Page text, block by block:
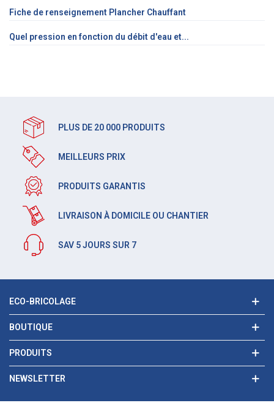
Fiche de renseignement Plancher Chauffant
Quel pression en fonction du débit d'eau et...
PLUS DE 20 000 PRODUITS
MEILLEURS PRIX
PRODUITS GARANTIS
LIVRAISON À DOMICILE OU CHANTIER
SAV 5 JOURS SUR 7
ECO-BRICOLAGE
BOUTIQUE
PRODUITS
NEWSLETTER